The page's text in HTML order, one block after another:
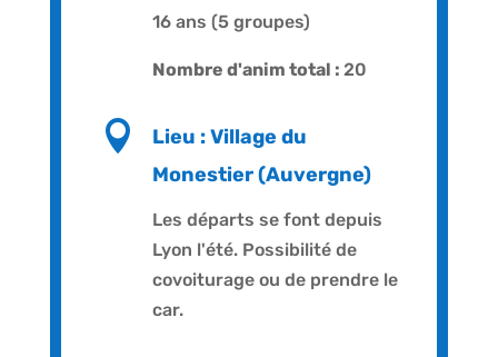
16 ans (5 groupes)
Nombre d'anim total : 20

Lieu : Village du
Monestier (Auvergne)
Les départs se font depuis
Lyon l'été. Possibilité de
covoiturage ou de prendre le
car.